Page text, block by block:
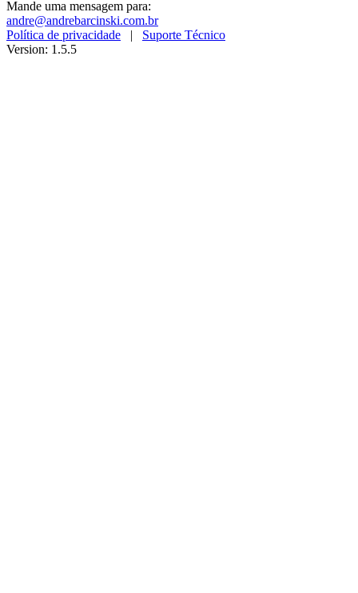
Mande uma mensagem para:
andre@andrebarcinski.com.br
Política de privacidade | Suporte Técnico
Version: 1.5.5